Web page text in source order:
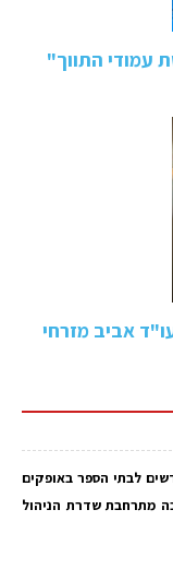
עמודי התווך"
אביב מזרחי
לבתי הספר באופקים
מתרחבת שדרת הניהול